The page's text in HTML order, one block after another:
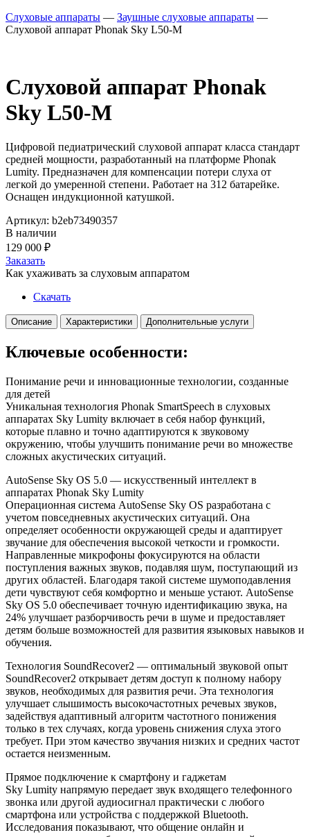
Слуховые аппараты — Заушные слуховые аппараты —
Слуховой аппарат Phonak Sky L50-M
Слуховой аппарат Phonak
Sky L50-M
Цифровой педиатрический слуховой аппарат класса стандарт
средней мощности, разработанный на платформе Phonak
Lumity. Предназначен для компенсации потери слуха от
легкой до умеренной степени. Работает на 312 батарейке.
Оснащен индукционной катушкой.
Артикул: b2eb73490357
В наличии
129 000 ₽
Заказать
Как ухаживать за слуховым аппаратом
Скачать
Описание Характеристики Дополнительные услуги
Ключевые особенности:
Понимание речи и инновационные технологии, созданные
для детей
Уникальная технология Phonak SmartSpeech в слуховых
аппаратах Sky Lumity включает в себя набор функций,
которые плавно и точно адаптируются к звуковому
окружению, чтобы улучшить понимание речи во множестве
сложных акустических ситуаций.
AutoSense Sky OS 5.0 –– искусственный интеллект в
аппаратах Phonak Sky Lumity
Операционная система AutoSense Sky OS разработана с
учетом повседневных акустических ситуаций. Она
определяет особенности окружающей среды и адаптирует
звучание для обеспечения высокой четкости и громкости.
Направленные микрофоны фокусируются на области
поступления важных звуков, подавляя шум, поступающий из
других областей. Благодаря такой системе шумоподавления
дети чувствуют себя комфортно и меньше устают. AutoSense
Sky OS 5.0 обеспечивает точную идентификацию звука, на
24% улучшает разборчивость речи в шуме и предоставляет
детям больше возможностей для развития языковых навыков и
обучения.
Технология SoundRecover2 –– оптимальный звуковой опыт
SoundRecover2 открывает детям доступ к полному набору
звуков, необходимых для развития речи. Эта технология
улучшает слышимость высокочастотных речевых звуков,
задействуя адаптивный алгоритм частотного понижения
только в тех случаях, когда уровень снижения слуха этого
требует. При этом качество звучания низких и средних частот
остается неизменным.
Прямое подключение к смартфону и гаджетам
Sky Lumity напрямую передает звук входящего телефонного
звонка или другой аудиосигнал практически с любого
смартфона или устройства с поддержкой Bluetooth.
Исследования показывают, что общение онлайн и